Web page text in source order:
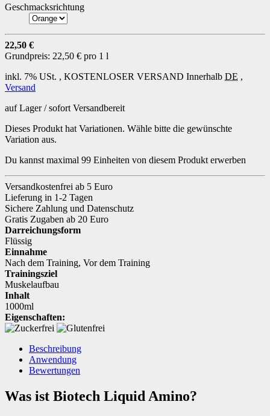
Geschmacksrichtung
22,50 €
Grundpreis: 22,50 € pro 1 l
inkl. 7% USt. , KOSTENLOSER VERSAND Innerhalb DE ,
Versand
auf Lager / sofort Versandbereit
Dieses Produkt hat Variationen. Wähle bitte die gewünschte
Variation aus.
Du kannst maximal 99 Einheiten von diesem Produkt erwerben
Versandkostenfrei ab 5 Euro
Lieferung in 1-2 Tagen
Sichere Zahlung und Datenschutz
Gratis Zugaben ab 20 Euro
Darreichungsform
Flüssig
Einnahme
Nach dem Training, Vor dem Training
Trainingsziel
Muskelaufbau
Inhalt
1000ml
Eigenschaften:
Beschreibung
Anwendung
Bewertungen
Was ist Biotech Liquid Amino?